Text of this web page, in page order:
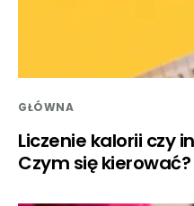
GŁÓWNA
Liczenie kalorii czy
Czym się kierować?